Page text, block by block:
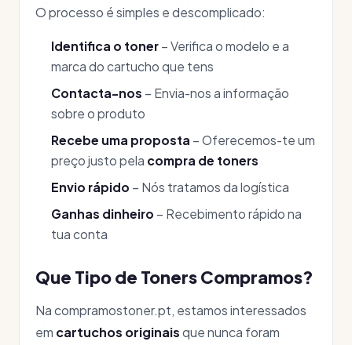
O processo é simples e descomplicado:
Identifica o toner – Verifica o modelo e a
marca do cartucho que tens
Contacta-nos – Envia-nos a informação
sobre o produto
Recebe uma proposta – Oferecemos-te um
preço justo pela compra de toners
Envio rápido – Nós tratamos da logística
Ganhas dinheiro – Recebimento rápido na
tua conta
Que Tipo de Toners Compramos?
Na compramostoner.pt, estamos interessados
em cartuchos originaisque nunca foram